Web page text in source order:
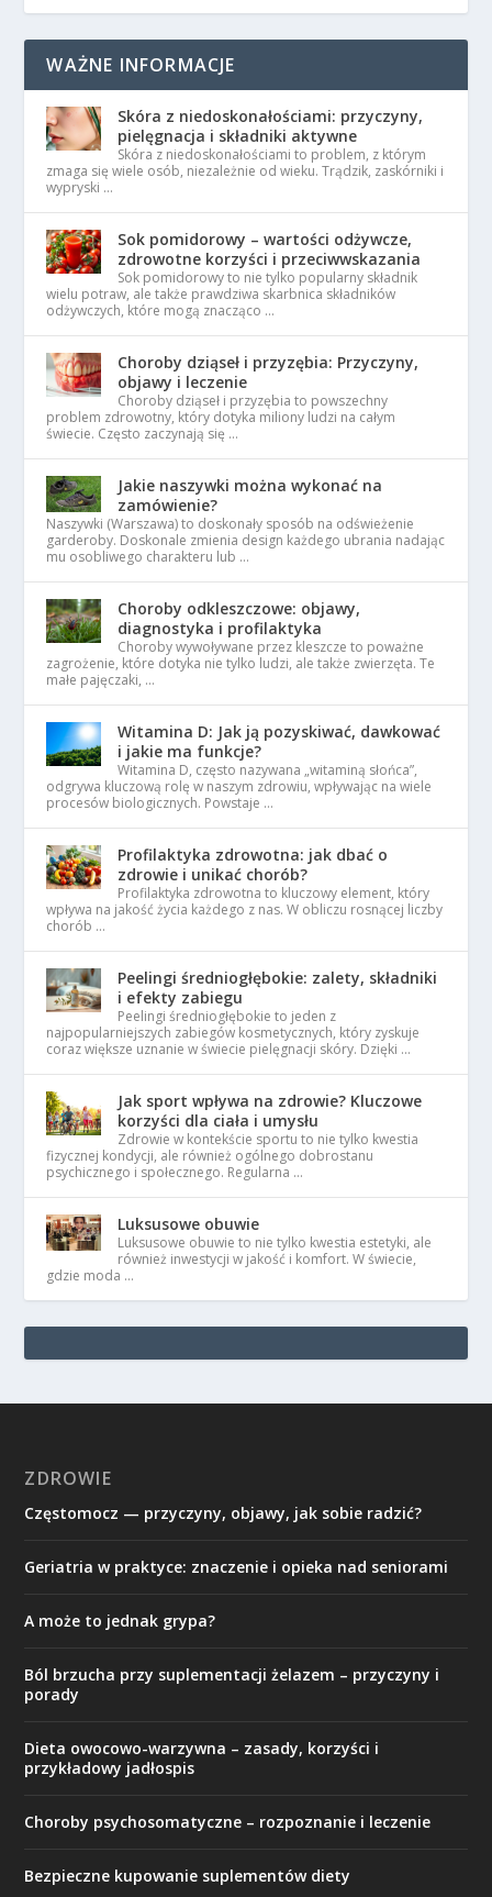
WAŻNE INFORMACJE
Skóra z niedoskonałościami: przyczyny,
pielęgnacja i składniki aktywne
Skóra z niedoskonałościami to problem, z którym
zmaga się wiele osób, niezależnie od wieku. Trądzik, zaskórniki i
wypryski …
Sok pomidorowy – wartości odżywcze,
zdrowotne korzyści i przeciwwskazania
Sok pomidorowy to nie tylko popularny składnik
wielu potraw, ale także prawdziwa skarbnica składników
odżywczych, które mogą znacząco …
Choroby dziąseł i przyzębia: Przyczyny,
objawy i leczenie
Choroby dziąseł i przyzębia to powszechny
problem zdrowotny, który dotyka miliony ludzi na całym
świecie. Często zaczynają się …
Jakie naszywki można wykonać na
zamówienie?
Naszywki (Warszawa) to doskonały sposób na odświeżenie
garderoby. Doskonale zmienia design każdego ubrania nadając
mu osobliwego charakteru lub …
Choroby odkleszczowe: objawy,
diagnostyka i profilaktyka
Choroby wywoływane przez kleszcze to poważne
zagrożenie, które dotyka nie tylko ludzi, ale także zwierzęta. Te
małe pajęczaki, …
Witamina D: Jak ją pozyskiwać, dawkować
i jakie ma funkcje?
Witamina D, często nazywana „witaminą słońca”,
odgrywa kluczową rolę w naszym zdrowiu, wpływając na wiele
procesów biologicznych. Powstaje …
Profilaktyka zdrowotna: jak dbać o
zdrowie i unikać chorób?
Profilaktyka zdrowotna to kluczowy element, który
wpływa na jakość życia każdego z nas. W obliczu rosnącej liczby
chorób …
Peelingi średniogłębokie: zalety, składniki
i efekty zabiegu
Peelingi średniogłębokie to jeden z
najpopularniejszych zabiegów kosmetycznych, który zyskuje
coraz większe uznanie w świecie pielęgnacji skóry. Dzięki …
Jak sport wpływa na zdrowie? Kluczowe
korzyści dla ciała i umysłu
Zdrowie w kontekście sportu to nie tylko kwestia
fizycznej kondycji, ale również ogólnego dobrostanu
psychicznego i społecznego. Regularna …
Luksusowe obuwie
Luksusowe obuwie to nie tylko kwestia estetyki, ale
również inwestycji w jakość i komfort. W świecie,
gdzie moda …
ZDROWIE
Częstomocz — przyczyny, objawy, jak sobie radzić?
Geriatria w praktyce: znaczenie i opieka nad seniorami
A może to jednak grypa?
Ból brzucha przy suplementacji żelazem – przyczyny i
porady
Dieta owocowo-warzywna – zasady, korzyści i
przykładowy jadłospis
Choroby psychosomatyczne – rozpoznanie i leczenie
Bezpieczne kupowanie suplementów diety